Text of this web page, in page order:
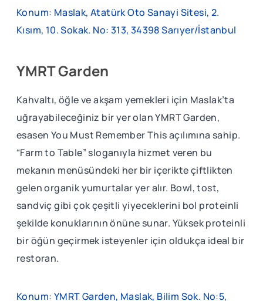
Konum: Maslak, Atatürk Oto Sanayi Sitesi, 2.
Kısım, 10. Sokak. No: 313, 34398 Sarıyer/İstanbul
YMRT Garden
Kahvaltı, öğle ve akşam yemekleri için Maslak’ta
uğrayabileceğiniz bir yer olan YMRT Garden,
esasen You Must Remember This açılımına sahip.
“Farm to Table” sloganıyla hizmet veren bu
mekanın menüsündeki her bir içerikte çiftlikten
gelen organik yumurtalar yer alır. Bowl, tost,
sandviç gibi çok çeşitli yiyeceklerini bol proteinli
şekilde konuklarının önüne sunar. Yüksek proteinli
bir öğün geçirmek isteyenler için oldukça ideal bir
restoran.
Konum: YMRT Garden, Maslak, Bilim Sok. No:5,